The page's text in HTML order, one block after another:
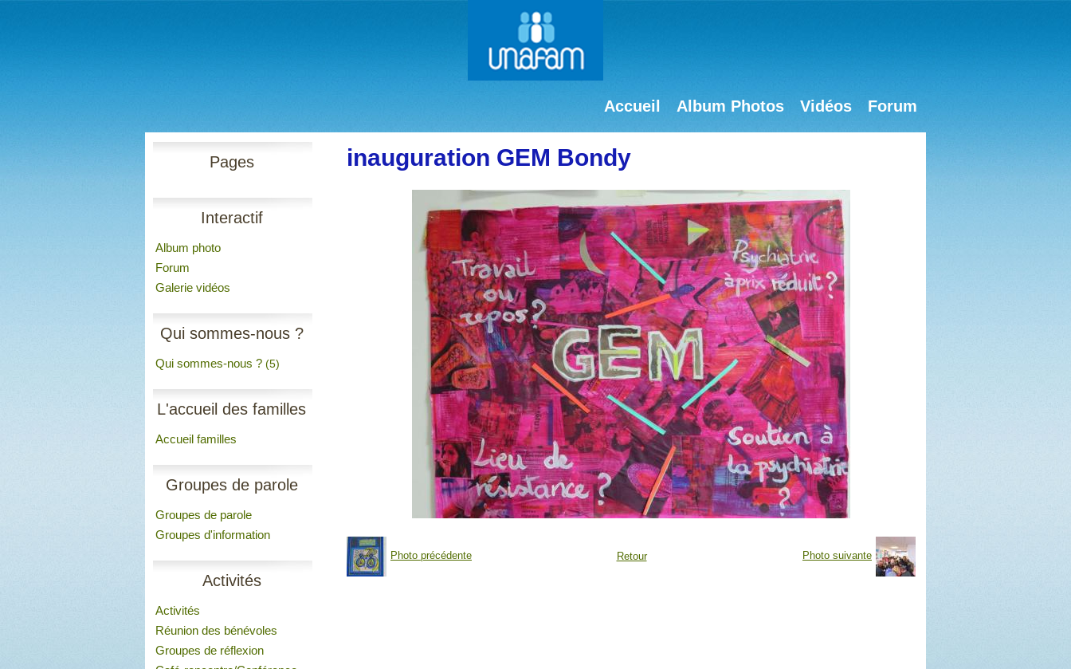
Accueil Album Photos Vidéos Forum
Pages
Interactif
Album photo
Forum
Galerie vidéos
Qui sommes-nous ?
Qui sommes-nous ? (5)
L'accueil des familles
Accueil familles
Groupes de parole
Groupes de parole
Groupes d'information
Activités
Activités
Réunion des bénévoles
Groupes de réflexion
inauguration GEM Bondy
Photo précédente Retour Photo suivante